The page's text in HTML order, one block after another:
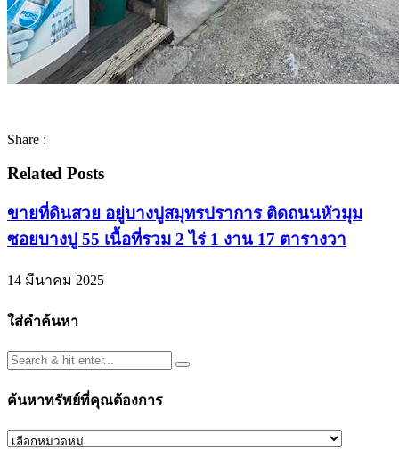
Share :
Related Posts
ขายที่ดินสวย อยู่บางปูสมุทรปราการ ติดถนนหัวมุม
ซอยบางปู 55 เนื้อที่รวม 2 ไร่ 1 งาน 17 ตารางวา
14 มีนาคม 2025
ใส่คำค้นหา
ค้นหาทรัพย์ที่คุณต้องการ
ค้นหา